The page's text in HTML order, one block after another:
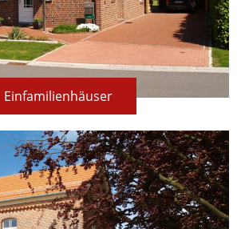
Einfamilienhäuser